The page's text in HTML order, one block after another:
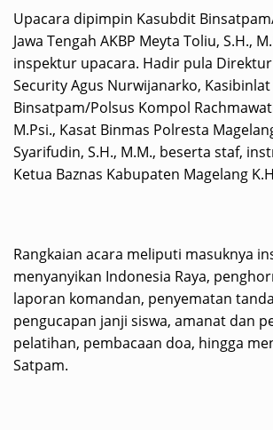
Upacara dipimpin Kasubdit
Jawa Tengah AKBP Meyta Toliu, S.H.,
inspektur upacara. Hadir pula Direktur
Security Agus Nurwijanarko,
Binsatpam/Polsus Kompol
M.Psi., Kasat Binmas Polresta
Syarifudin, S.H., M.M., beserta staf,
Ketua Baznas Kabupaten Magelang
Rangkaian acara meliputi masuknya
menyanyikan Indonesia Raya,
laporan komandan, penyematan
pengucapan janji siswa, amanat dan
pelatihan, pembacaan doa, hingga
Satpam.